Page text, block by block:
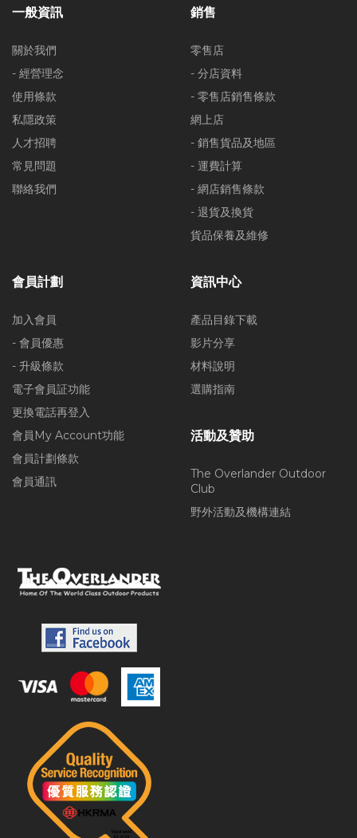
一般資訊
關於我們
- 經營理念
使用條款
私隱政策
人才招聘
常見問題
聯絡我們
銷售
零售店
- 分店資料
- 零售店銷售條款
網上店
- 銷售貨品及地區
- 運費計算
- 網店銷售條款
- 退貨及換貨
貨品保養及維修
會員計劃
加入會員
- 會員優惠
- 升級條款
電子會員証功能
更換電話再登入
會員My Account功能
會員計劃條款
會員通訊
資訊中心
產品目錄下載
影片分享
材料說明
選購指南
活動及贊助
The Overlander Outdoor
Club
野外活動及機構連結